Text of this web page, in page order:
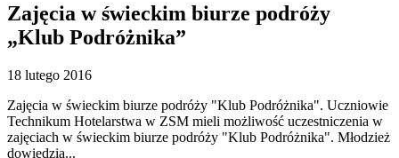
Zajęcia w świeckim biurze podróży
„Klub Podróżnika”
18 lutego 2016
Zajęcia w świeckim biurze podróży "Klub Podróżnika". Uczniowie
Technikum Hotelarstwa w ZSM mieli możliwość uczestniczenia w
zajęciach w świeckim biurze podróży "Klub Podróżnika". Młodzież
dowiedzia...